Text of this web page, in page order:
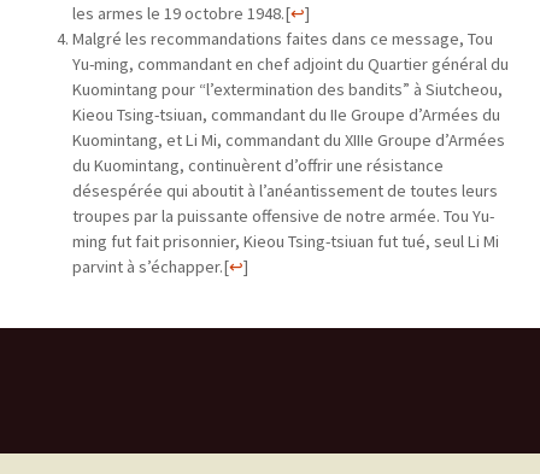
les armes le 19 octobre 1948.[↩]
Malgré les recommandations faites dans ce message, Tou
Yu-ming, commandant en chef adjoint du Quartier général du
Kuomintang pour “l’extermination des bandits” à Siutcheou,
Kieou Tsing-tsiuan, commandant du IIe Groupe d’Armées du
Kuomintang, et Li Mi, commandant du XIIIe Groupe d’Armées
du Kuomintang, continuèrent d’offrir une résistance
désespérée qui aboutit à l’anéantissement de toutes leurs
troupes par la puissante offensive de notre armée. Tou Yu-
ming fut fait prisonnier, Kieou Tsing-tsiuan fut tué, seul Li Mi
parvint à s’échapper.[↩]